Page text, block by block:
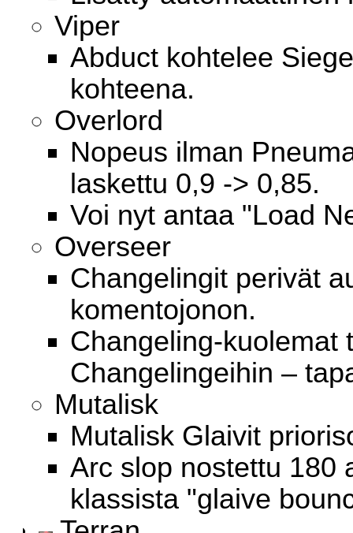
Viper
Abduct kohtelee
kohteena.
Overlord
Nopeus ilman
laskettu 0,9 -> 0,85.
Voi nyt antaa "Load
Overseer
Changelingit perivät
komentojonon.
Changeling-kuolemat
Changelingeihin –
Mutalisk
Mutalisk Glaivit
Arc slop nostettu 180
klassista "glaive